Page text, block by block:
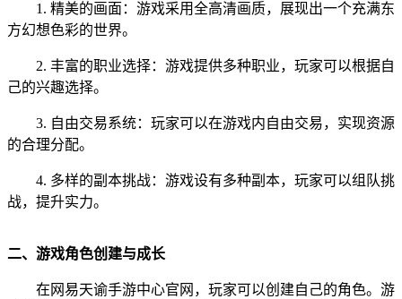
1. 精美的画面：游戏采用全高清画质，展现出一个充满东
方幻想色彩的世界。
2. 丰富的职业选择：游戏提供多种职业，玩家可以根据自
己的兴趣选择。
3. 自由交易系统：玩家可以在游戏内自由交易，实现资源
的合理分配。
4. 多样的副本挑战：游戏设有多种副本，玩家可以组队挑
战，提升实力。
二、游戏角色创建与成长
在网易天谕手游中心官网，玩家可以创建自己的角色。游